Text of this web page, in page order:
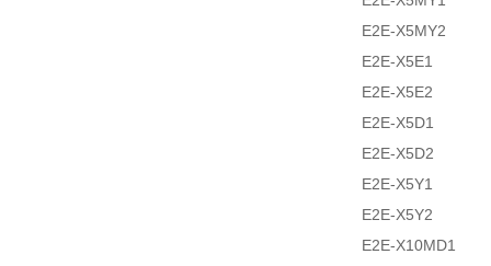
E2E-X5MY2
E2E-X5E1
E2E-X5E2
E2E-X5D1
E2E-X5D2
E2E-X5Y1
E2E-X5Y2
E2E-X10MD1